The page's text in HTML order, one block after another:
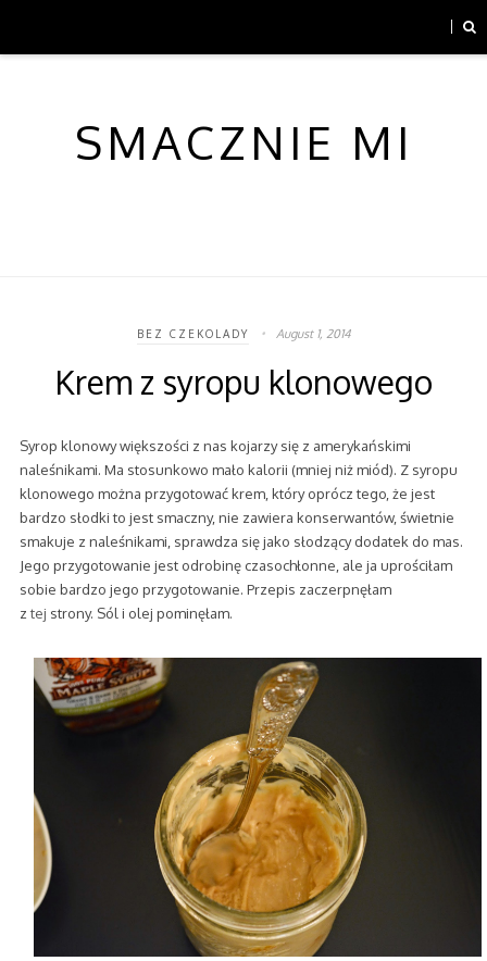
SMACZNIE MI
BEZ CZEKOLADY August 1, 2014
Krem z syropu klonowego
Syrop klonowy większości z nas kojarzy się z amerykańskimi
naleśnikami. Ma stosunkowo mało kalorii (mniej niż miód). Z syropu
klonowego można przygotować krem, który oprócz tego, że jest
bardzo słodki to jest smaczny, nie zawiera konserwantów, świetnie
smakuje z naleśnikami, sprawdza się jako słodzący dodatek do mas.
Jego przygotowanie jest odrobinę czasochłonne, ale ja uprościłam
sobie bardzo jego przygotowanie. Przepis zaczerpnęłam
z tej strony. Sól i olej pominęłam.